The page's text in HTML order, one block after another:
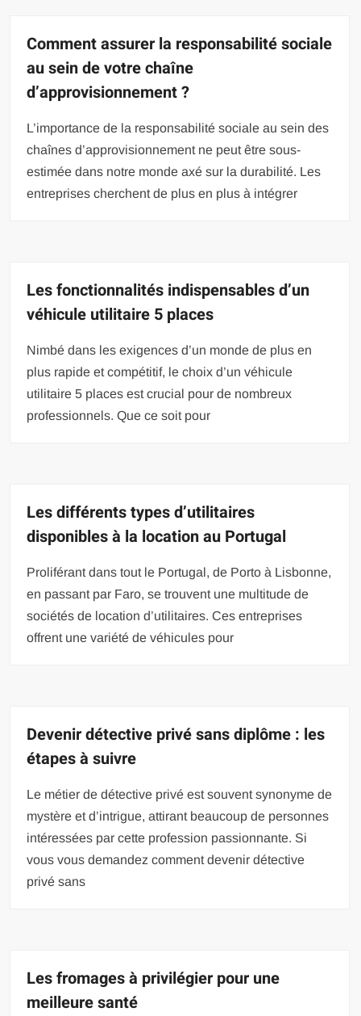
Comment assurer la responsabilité sociale
au sein de votre chaîne
d’approvisionnement ?
L’importance de la responsabilité sociale au sein des
chaînes d’approvisionnement ne peut être sous-
estimée dans notre monde axé sur la durabilité. Les
entreprises cherchent de plus en plus à intégrer
Les fonctionnalités indispensables d’un
véhicule utilitaire 5 places
Nimbé dans les exigences d’un monde de plus en
plus rapide et compétitif, le choix d’un véhicule
utilitaire 5 places est crucial pour de nombreux
professionnels. Que ce soit pour
Les différents types d’utilitaires
disponibles à la location au Portugal
Proliférant dans tout le Portugal, de Porto à Lisbonne,
en passant par Faro, se trouvent une multitude de
sociétés de location d’utilitaires. Ces entreprises
offrent une variété de véhicules pour
Devenir détective privé sans diplôme : les
étapes à suivre
Le métier de détective privé est souvent synonyme de
mystère et d’intrigue, attirant beaucoup de personnes
intéressées par cette profession passionnante. Si
vous vous demandez comment devenir détective
privé sans
Les fromages à privilégier pour une
meilleure santé